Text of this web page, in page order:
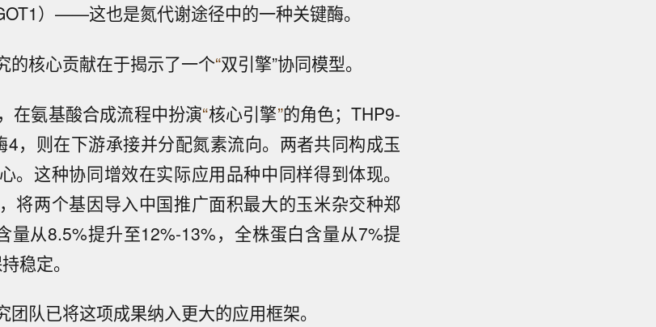
）——这也是氮代谢途径中的一种关键酶。
的核心贡献在于揭示了一个“双引擎”协同模型。
在氨基酸合成流程中扮演“核心引擎”的角色；THP9-
，则在下游承接并分配氮素流向。两者共同构成玉
。这种协同增效在实际应用品种中同样得到体现。
将两个基因导入中国推广面积最大的玉米杂交种郑
量从8.5%提升至12%-13%，全株蛋白含量从7%提
稳定。
队已将这项成果纳入更大的应用框架。